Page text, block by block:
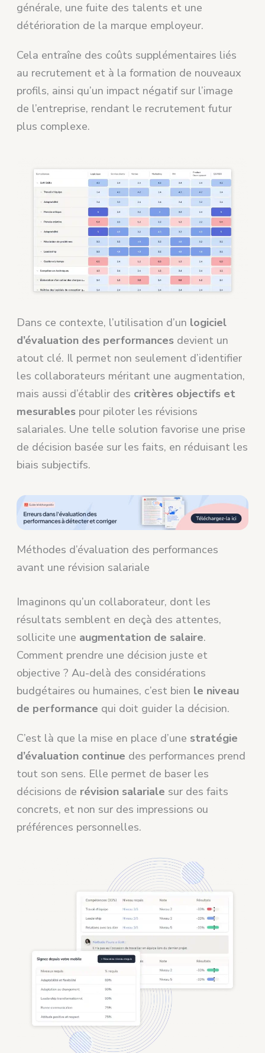
générale, une fuite des talents et une
détérioration de la marque employeur.
Cela entraîne des coûts supplémentaires liés
au recrutement et à la formation de nouveaux
profils, ainsi qu’un impact négatif sur l’image
de l’entreprise, rendant le recrutement futur
plus complexe.
Dans ce contexte, l’utilisation d’un logiciel
d’évaluation des performances devient un
atout clé. Il permet non seulement d’identifier
les collaborateurs méritant une augmentation,
mais aussi d’établir des critères objectifs et
mesurables pour piloter les révisions
salariales. Une telle solution favorise une prise
de décision basée sur les faits, en réduisant les
biais subjectifs.
Méthodes d’évaluation des performances
avant une révision salariale
Imaginons qu’un collaborateur, dont les
résultats semblent en deçà des attentes,
sollicite une augmentation de salaire.
Comment prendre une décision juste et
objective ? Au-delà des considérations
budgétaires ou humaines, c’est bien le niveau
de performance qui doit guider la décision.
C’est là que la mise en place d’une stratégie
d’évaluation continue des performances prend
tout son sens. Elle permet de baser les
décisions de révision salariale sur des faits
concrets, et non sur des impressions ou
préférences personnelles.